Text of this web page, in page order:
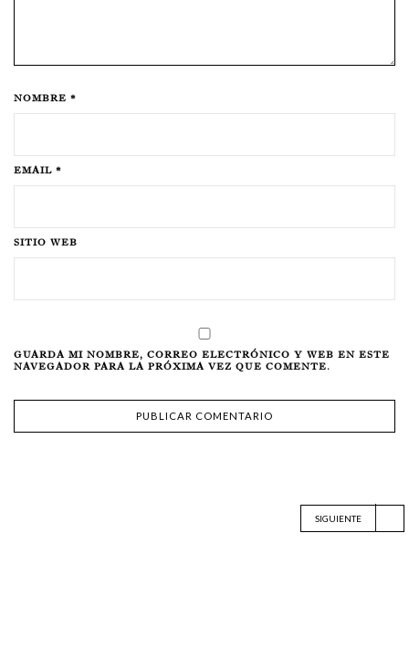
NOMBRE *
EMAIL *
SITIO WEB
GUARDA MI NOMBRE, CORREO ELECTRÓNICO Y WEB EN ESTE
NAVEGADOR PARA LA PRÓXIMA VEZ QUE COMENTE.
SIGUIENTE